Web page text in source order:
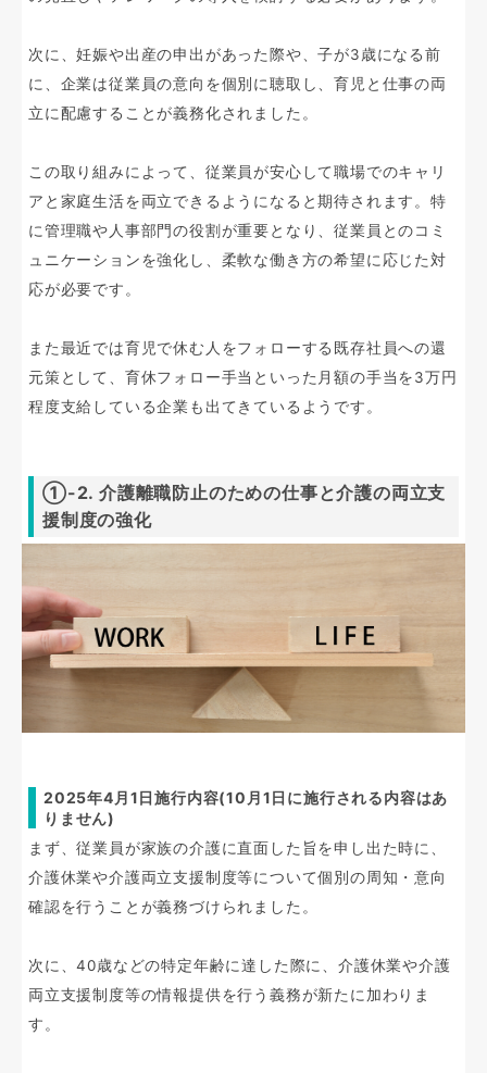
次に、妊娠や出産の申出があった際や、子が3歳になる前
に、企業は従業員の意向を個別に聴取し、育児と仕事の両
立に配慮することが義務化されました。
この取り組みによって、従業員が安心して職場でのキャリ
アと家庭生活を両立できるようになると期待されます。特
に管理職や人事部門の役割が重要となり、従業員とのコミ
ュニケーションを強化し、柔軟な働き方の希望に応じた対
応が必要です。
また最近では育児で休む人をフォローする既存社員への還
元策として、育休フォロー手当といった月額の手当を3万円
程度支給している企業も出てきているようです。
①-2. 介護離職防止のための仕事と介護の両立支
援制度の強化
2025年4月1日施行内容(10月1日に施行される内容はあ
りません)
まず、従業員が家族の介護に直面した旨を申し出た時に、
介護休業や介護両立支援制度等について個別の周知・意向
確認を行うことが義務づけられました。
次に、40歳などの特定年齢に達した際に、介護休業や介護
両立支援制度等の情報提供を行う義務が新たに加わりま
す。